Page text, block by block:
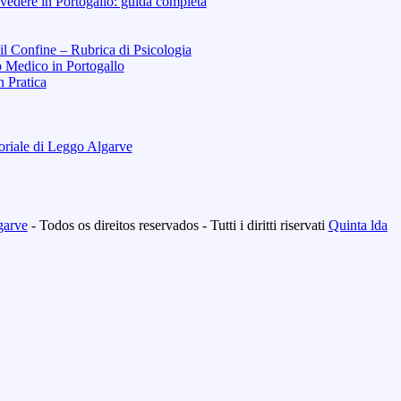
Confine – Rubrica di Psicologia
Medico in Portogallo
Pratica
di Leggo Algarve
- Todos os direitos reservados - Tutti i diritti riservati Quinta lda